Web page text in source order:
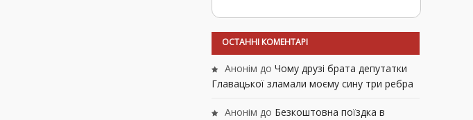
ОСТАННІ КОМЕНТАРІ
Анонім до Чому друзі брата депутатки
Главацької зламали моєму сину три ребра
Анонім до Безкоштовна поїздка в